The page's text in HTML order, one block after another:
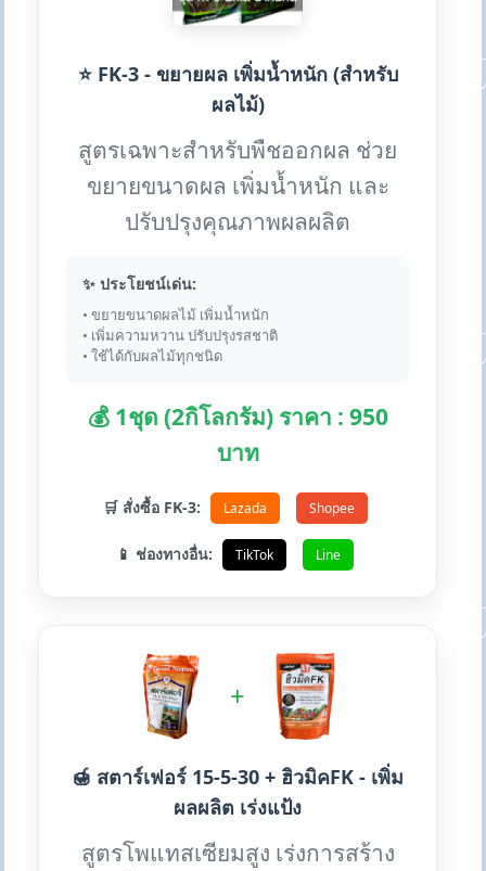
⭐ FK-3 - ขยายผล เพิ่มน้ำหนัก (สำหรับ
ผลไม้)
สูตรเฉพาะสำหรับพืชออกผล ช่วย
ขยายขนาดผล เพิ่มน้ำหนัก และ
ปรับปรุงคุณภาพผลผลิต
✨ ประโยชน์เด่น:
• ขยายขนาดผลไม้ เพิ่มน้ำหนัก
• เพิ่มความหวาน ปรับปรุงรสชาติ
• ใช้ได้กับผลไม้ทุกชนิด
💰 1ชุด (2กิโลกรัม) ราคา : 950
บาท
🛒 สั่งซื้อ FK-3: Lazada Shopee
📱 ช่องทางอื่น: TikTok Line
+
🍯 สตาร์เฟอร์ 15-5-30 + ฮิวมิคFK - เพิ่ม
ผลผลิต เร่งแป้ง
สูตรโพแทสเซียมสูง เร่งการสร้าง